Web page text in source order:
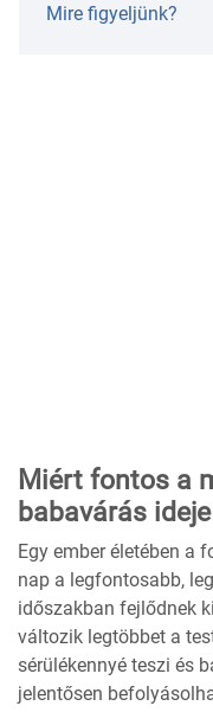
Mire figyeljünk?
Miért fontos a
babavárás
Egy ember életében a
nap a legfontosabb,
időszakban fejlődnek
változik legtöbbet a
sérülékennyé teszi és
jelentősen